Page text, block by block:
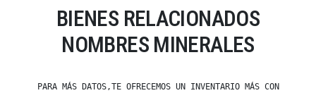
BIENES RELACIONADOS
NOMBRES MINERALES
PARA MÁS DATOS,TE OFRECEMOS UN INVENTARIO MÁS CON